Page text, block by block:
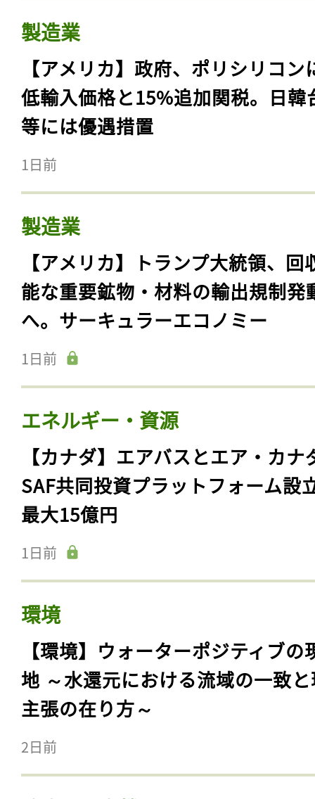
製造業
【アメリカ】政府、ポリシリコン
低輸入価格と15%追加関税。日韓
等には優遇措置
1日前
製造業
【アメリカ】トランプ大統領、回
能な重要鉱物・材料の輸出規制発
へ。サーキュラーエコノミー
1日前
エネルギー・資源
【カナダ】エアバスとエア・カナ
SAF共同投資プラットフォーム設
最大15億円
1日前
環境
【環境】ウォーターポジティブの
地 ～水還元における流域の一致
主張の在り方～
2日前